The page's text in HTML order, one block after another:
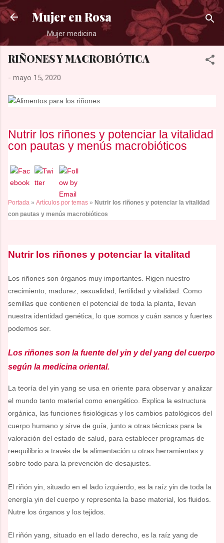
Ir al contenido principal
Mujer en Rosa
Mujer medicina
RIÑONES Y MACROBIÓTICA
- mayo 15, 2020
Nutrir los riñones y potenciar la vitalidad
con pautas y menús macrobióticos
Portada » Artículos por temas » Nutrir los riñones y potenciar la vitalidad
con pautas y menús macrobióticos
Nutrir los riñones y potenciar la vitalitad
Los riñones son órganos muy importantes. Rigen nuestro
crecimiento, madurez, sexualidad, fertilidad y vitalidad. Como
semillas que contienen el potencial de toda la planta, llevan
nuestra identidad genética, lo que somos y cuán sanos y fuertes
podemos ser.
Los riñones son la fuente del yin y del yang del cuerpo
según la medicina oriental.
La teoría del yin yang se usa en oriente para observar y analizar
el mundo tanto material como energético. Explica la estructura
orgánica, las funciones fisiológicas y los cambios patológicos del
cuerpo humano y sirve de guía, junto a otras técnicas para la
valoración del estado de salud, para establecer programas de
reequilibrio a través de la alimentación u otras herramientas y
sobre todo para la prevención de desajustes.
El riñón yin, situado en el lado izquierdo, es la raíz yin de toda la
energía yin del cuerpo y representa la base material, los fluidos.
Nutre los órganos y los tejidos.
El riñón yang, situado en el lado derecho, es la raíz yang de